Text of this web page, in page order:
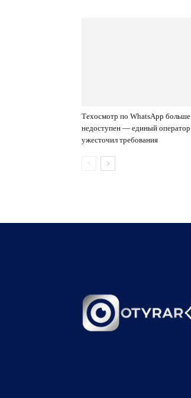
Техосмотр по WhatsApp больше
недоступен — единый оператор
ужесточил требования